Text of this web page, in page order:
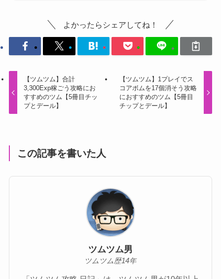
よかったらシェアしてね！
【ツムツム】合計
3,300Exp稼ごう攻略にお
すすめのツム【5冊目チッ
プとデール】
【ツムツム】1プレイでス
コアボムを17個消そう攻略
におすすめのツム【5冊目
チップとデール】
この記事を書いた人
ツムツム男
ツムツム歴14年